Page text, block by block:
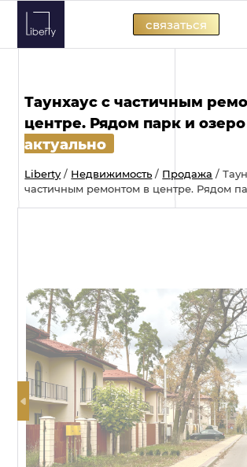
Skip
content
связаться
Таунхаус с частичным
центре. Рядом парк и озеро
актуально
Liberty / Недвижимость / Продажа /
частичным ремонтом в центре. Рядом